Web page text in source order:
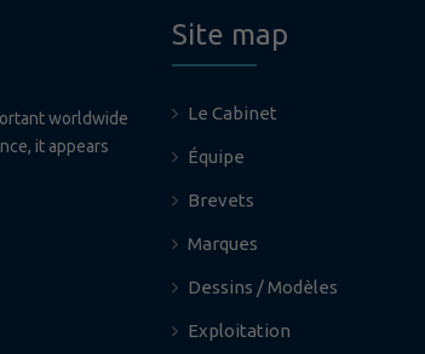
worldwide
it appears
Site map
Le Cabinet
Équipe
Brevets
Marques
Dessins / Modèles
Exploitation